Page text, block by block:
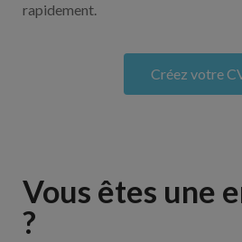
rapidement.
Créez votre
Vous êtes une
?